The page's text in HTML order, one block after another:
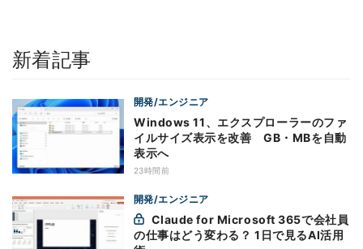
新着記事
開発/エンジニア
Windows 11、エクスプローラーのファ
イルサイズ表示を改善 GB・MBを自動
表示へ
23時間前
開発/エンジニア
の仕事はどう変わる？ 1日で見るAI活用